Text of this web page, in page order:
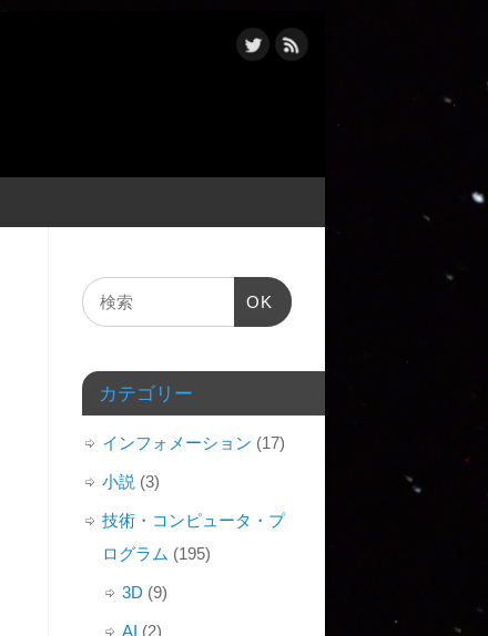
OK
カテゴリー
インフォメーション (17)
小説 (3)
技術・コンピュータ・プ
ログラム (195)
3D (9)
AI (2)